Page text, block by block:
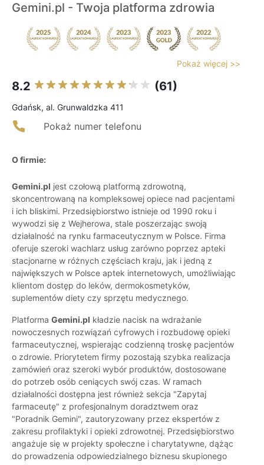
Gemini.pl - Twoja platforma zdrowia
Pokaż więcej >>
8.2 (61)
Gdańsk, al. Grunwaldzka 411
Pokaż numer telefonu
O firmie:
Gemini.pl jest czołową platformą zdrowotną,
skoncentrowaną na kompleksowej opiece nad pacjentami
i ich bliskimi. Przedsiębiorstwo istnieje od 1990 roku i
wywodzi się z Wejherowa, stale poszerzając swoją
działalność na rynku farmaceutycznym w Polsce. Firma
oferuje szeroki wachlarz usług zarówno poprzez apteki
stacjonarne w różnych częściach kraju, jak i jedną z
największych w Polsce aptek internetowych, umożliwiając
klientom dostęp do leków, dermokosmetyków,
suplementów diety czy sprzętu medycznego.
Platforma Gemini.pl kładzie nacisk na wdrażanie
nowoczesnych rozwiązań cyfrowych i rozbudowę opieki
farmaceutycznej, wspierając codzienną troskę pacjentów
o zdrowie. Priorytetem firmy pozostają szybka realizacja
zamówień oraz szeroki wybór produktów, dostosowane
do potrzeb osób ceniących swój czas. W ramach
działalności dostępna jest również sekcja "Zapytaj
farmaceutę" z profesjonalnym doradztwem oraz
"Poradnik Gemini", zautoryzowany przez ekspertów z
zakresu profilaktyki i opieki zdrowotnej. Przedsiębiorstwo
angażuje się w projekty społeczne i charytatywne, dążąc
do prowadzenia odpowiedzialnego biznesu skupionego